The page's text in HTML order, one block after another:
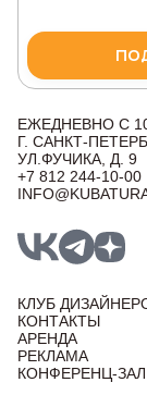
ЕЖЕДНЕВНО С
Г. САНКТ-
УЛ.ФУЧИКА, Д. 9
+7 812 244-10-00
КЛУБ
КОНТАКТЫ
АРЕНДА
РЕКЛАМА
КОНФЕРЕНЦ-ЗАЛ